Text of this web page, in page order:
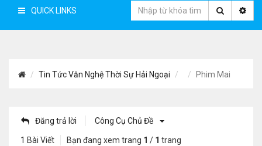
QUICK LINKS
Tin Tức Văn Nghệ Thời Sự Hải Ngoại Phim Mai
Đăng trả lời Công Cụ Chủ Đề
1 Bài Viết Bạn đang xem trang 1 / 1 trang